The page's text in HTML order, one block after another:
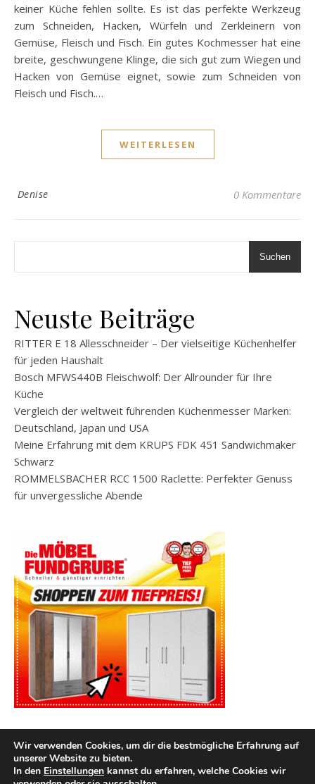
keiner Küche fehlen sollte. Es ist das perfekte Werkzeug
zum Schneiden, Hacken, Würfeln und Zerkleinern von
Gemüse, Fleisch und Fisch. Ein gutes Kochmesser hat eine
breite, geschwungene Klinge, die sich gut zum Wiegen und
Hacken von Gemüse eignet, sowie zum Schneiden von
Fleisch und Fisch.…
WEITERLESEN
Denise 0 Kommentare
Suchen
Neuste Beiträge
RITTER E 18 Allesschneider – Der vielseitige Küchenhelfer
für jeden Haushalt
Bosch MFWS440B Fleischwolf: Der Allrounder für Ihre
Küche
Vergleich der weltweit führenden Küchenmesser Marken:
Deutschland, Japan und USA
Meine Erfahrung mit dem KRUPS FDK 451 Sandwichmaker
Schwarz
ROMMELSBACHER RCC 1500 Raclette: Perfekter Genuss
für unvergessliche Abende
Wir verwenden Cookies, um dir die bestmögliche Erfahrung auf
unserer Website zu bieten.
In den Einstellungen kannst du erfahren, welche Cookies wir